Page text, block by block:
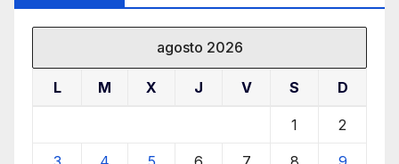
agosto 2026
L M X J V S D
1 2